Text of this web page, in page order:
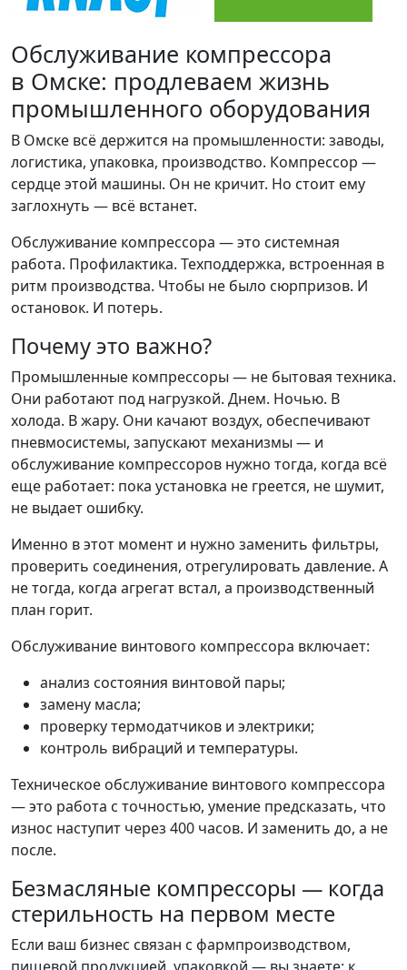
Обслуживание компрессора
в Омске: продлеваем жизнь
промышленного оборудования
В Омске всё держится на промышленности: заводы,
логистика, упаковка, производство. Компрессор —
сердце этой машины. Он не кричит. Но стоит ему
заглохнуть — всё встанет.
Обслуживание компрессора — это системная
работа. Профилактика. Техподдержка, встроенная в
ритм производства. Чтобы не было сюрпризов. И
остановок. И потерь.
Почему это важно?
Промышленные компрессоры — не бытовая техника.
Они работают под нагрузкой. Днем. Ночью. В
холода. В жару. Они качают воздух, обеспечивают
пневмосистемы, запускают механизмы — и
обслуживание компрессоров нужно тогда, когда всё
еще работает: пока установка не греется, не шумит,
не выдает ошибку.
Именно в этот момент и нужно заменить фильтры,
проверить соединения, отрегулировать давление. А
не тогда, когда агрегат встал, а производственный
план горит.
Обслуживание винтового компрессора включает:
анализ состояния винтовой пары;
замену масла;
проверку термодатчиков и электрики;
контроль вибраций и температуры.
Техническое обслуживание винтового компрессора
— это работа с точностью, умение предсказать, что
износ наступит через 400 часов. И заменить до, а не
после.
Безмасляные компрессоры — когда
стерильность на первом месте
Если ваш бизнес связан с фармпроизводством,